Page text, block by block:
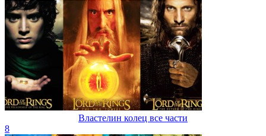
Властелин колец все части
8